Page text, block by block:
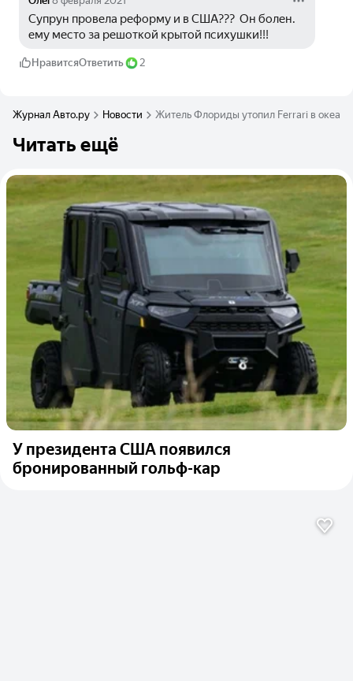
Супрун провела реформу и в США???  Он болен.
ему место за решоткой крытой психушки!!!
НравитсяОтветить 2
Журнал Авто.ру Новости Житель Флориды утопил Ferrari в
Читать ещё
У президента США появился
бронированный гольф-кар